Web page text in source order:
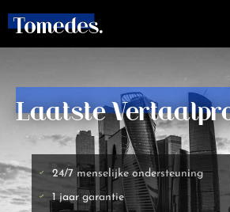
Laatste
24/7 menselijke ondersteuning
1 jaar garantie